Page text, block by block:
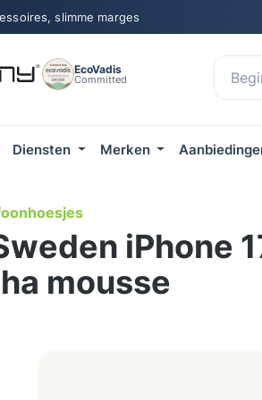
slimme marges
EcoVadis
Committed
Diensten Merken
iPhone
mousse